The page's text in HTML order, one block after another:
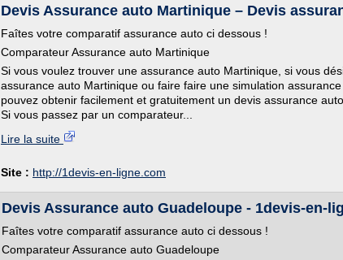
Devis Assurance auto Martinique – Devis
Faîtes votre comparatif assurance auto ci dessous !
Comparateur Assurance auto Martinique
Si vous voulez trouver une assurance auto Martinique, si vous
assurance auto Martinique ou faire faire une simulation
pouvez obtenir facilement et gratuitement un devis assurance
Si vous passez par un comparateur...
Lire la suite
Site : http://1devis-en-ligne.com
Devis Assurance auto Guadeloupe - 1devis-en-
Faîtes votre comparatif assurance auto ci dessous !
Comparateur Assurance auto Guadeloupe